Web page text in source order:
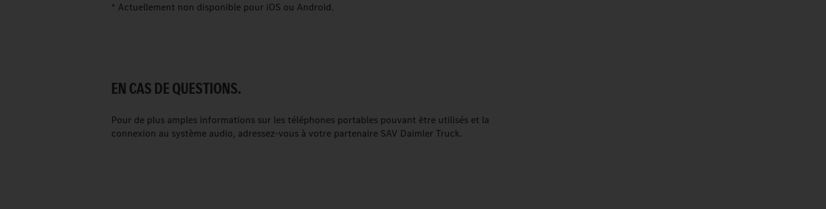
* Actuellement non disponible pour iOS ou Android.
EN CAS DE QUESTIONS.
Pour de plus amples informations sur les téléphones portables pouvant être utilisés et la
connexion au système audio, adressez-vous à votre partenaire SAV Daimler Truck.